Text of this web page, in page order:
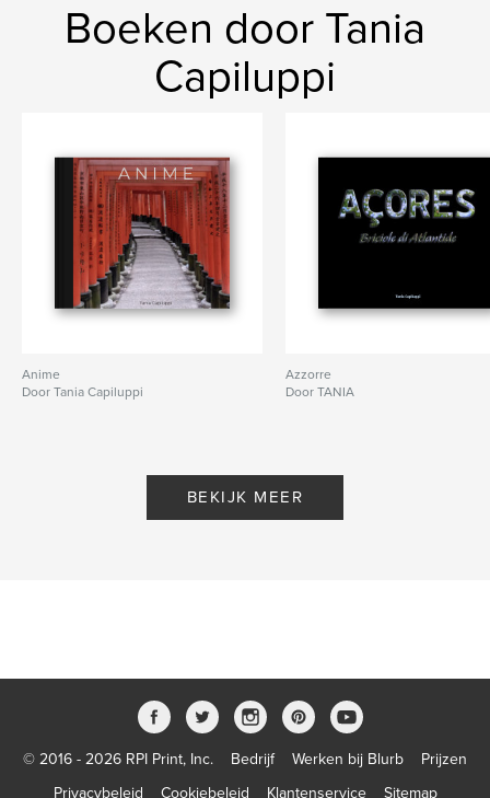
Boeken door Tania
Capiluppi
Anime
Door Tania Capiluppi
Azzorre
Door TANIA
BEKIJK MEER
© 2016 - 2026 RPI Print, Inc. Bedrijf Werken bij Blurb
Prijzen
Privacybeleid
Cookiebeleid Klantenservice Sitemap